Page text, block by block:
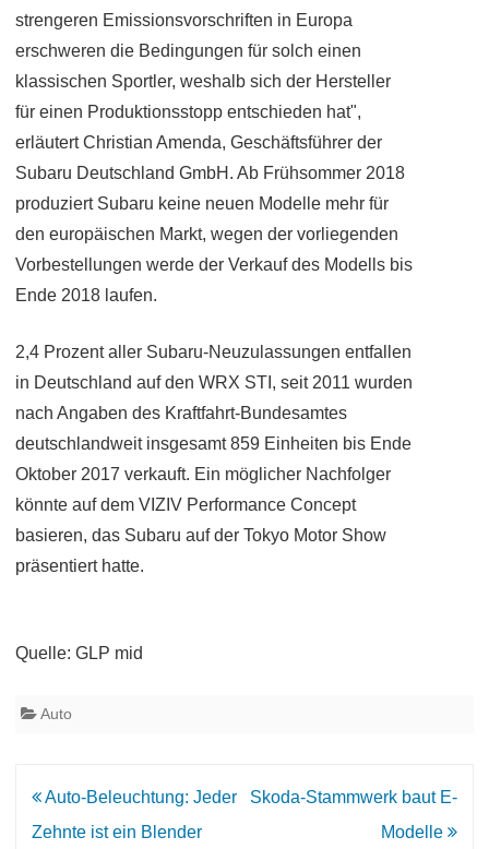
strengeren Emissionsvorschriften in Europa
erschweren die Bedingungen für solch einen
klassischen Sportler, weshalb sich der Hersteller
für einen Produktionsstopp entschieden hat",
erläutert Christian Amenda, Geschäftsführer der
Subaru Deutschland GmbH. Ab Frühsommer 2018
produziert Subaru keine neuen Modelle mehr für
den europäischen Markt, wegen der vorliegenden
Vorbestellungen werde der Verkauf des Modells bis
Ende 2018 laufen.
2,4 Prozent aller Subaru-Neuzulassungen entfallen
in Deutschland auf den WRX STI, seit 2011 wurden
nach Angaben des Kraftfahrt-Bundesamtes
deutschlandweit insgesamt 859 Einheiten bis Ende
Oktober 2017 verkauft. Ein möglicher Nachfolger
könnte auf dem VIZIV Performance Concept
basieren, das Subaru auf der Tokyo Motor Show
präsentiert hatte.
Quelle: GLP mid
Auto
Beitrags-
Navigation
Auto-Beleuchtung: Jeder
Zehnte ist ein Blender
Skoda-Stammwerk baut E-
Modelle